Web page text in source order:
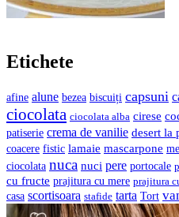
Etichete
afine alune bezea biscuiți capsuni
ciocolata ciocolata alba cirese
patiserie crema de vanilie desert la
coacere fistic lamaie mascarpone
ciocolata nuca nuci pere portocale
cu fructe prajitura cu mere prajitura
casa scortisoara stafide tarta Tort